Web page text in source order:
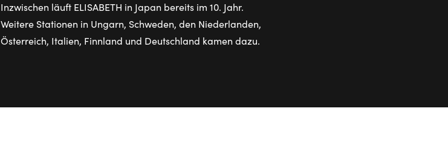
Inzwischen läuft ELISABETH in Japan bereits im 10. Jahr.
Weitere Stationen in Ungarn, Schweden, den Niederlanden,
Österreich, Italien, Finnland und Deutschland kamen dazu.